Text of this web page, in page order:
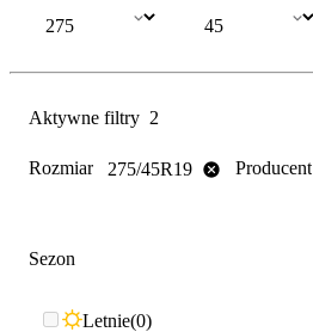
Aktywne filtry 2
Rozmiar 275/45R19 Producent
Sezon
Letnie 0